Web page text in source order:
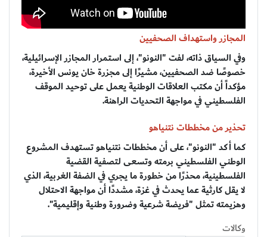
المجازر واستهداف الصحفيين
وفي السياق ذاته، لفت "النونو"، إلى استمرار المجازر الإسرائيلية،
خصوصًا ضد الصحفيين، مشيرًا إلى مجزرة خان يونس الأخيرة،
مؤكداً أن مكتب العلاقات الوطنية يعمل على توحيد الموقف
الفلسطيني في مواجهة التحديات الراهنة.
تحذير من مخططات نتنياهو
كما أكد "النونو"، على أن مخططات نتنياهو تستهدف المشروع
الوطني الفلسطيني برمته وتسعى لتصفية القضية
الفلسطينية، محذرًا من خطورة ما يجري في الضفة الغربية، الذي
لا يقل كارثية عما يحدث في غزة، مشددًا أن مواجهة الاحتلال
وهزيمته تمثل "فريضة شرعية وضرورة وطنية وإقليمية".
وكالات